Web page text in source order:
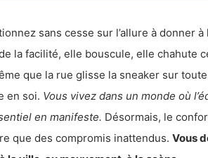
sans cesse sur l’allure à donner à
la facilité, elle bouscule, elle chahute
que la rue glisse la sneaker sur
en soi. Vous vivez dans un monde où
en manifeste. Désormais, le
que des compromis inattendus. Vous